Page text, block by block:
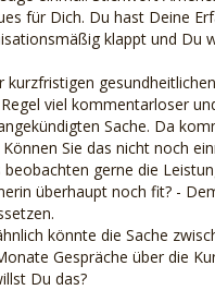
für Dich. Du hast Deine
klappt und Du
kurzfristigen gesundheitlichen
viel kommentarloser
Sache. Da
Sie das nicht noch
beobachten gerne die
überhaupt noch fit? -
könnte die Sache
Gespräche über die
Du das?